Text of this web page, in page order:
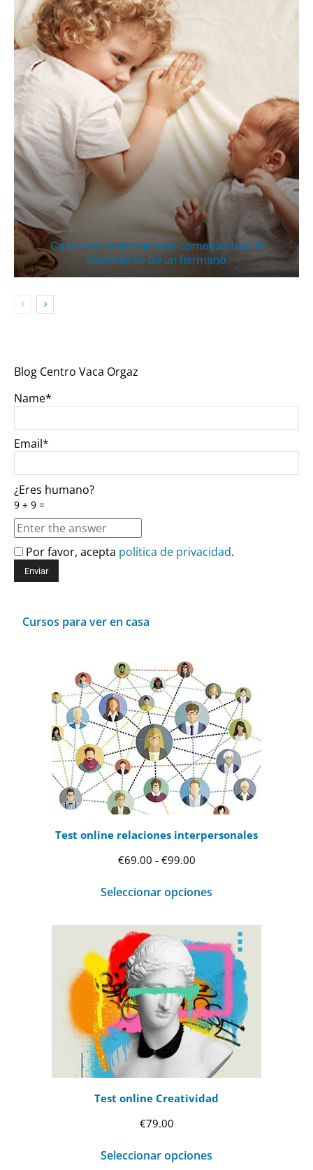
Caso real: la encopresis comenzó tras el
nacimiento de un hermano
Blog Centro Vaca Orgaz
Name*
Email*
¿Eres humano?
9 + 9 =
Por favor, acepta política de privacidad.
Cursos para ver en casa
Test online relaciones interpersonales
€69.00 - €99.00Rango
desde
€69.00
hasta
€99.00
Seleccionar opciones
Test online Creatividad
€79.00
Seleccionar opciones